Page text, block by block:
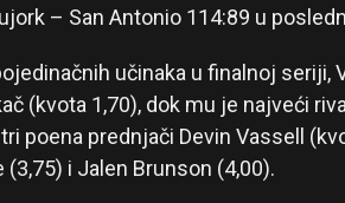
– San Antonio 114:89 u
učinaka u finalnoj seriji,
(kvota 1,70), dok mu je najveći
poena prednjači Devin Vassell
(3,75) i Jalen Brunson (4,00).